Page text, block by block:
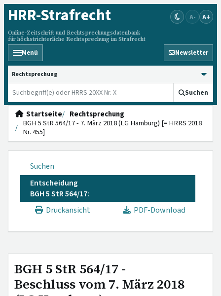
HRR-Strafrecht
Online-Zeitschrift und Rechtsprechungsdatenbank
für höchstrichterliche Rechtsprechung im Strafrecht
A- A+
Menü Newsletter
HRRS durchsuchen
Suchen
Startseite
Rechtsprechung
BGH 5 StR 564/17 - 7. März 2018 (LG Hamburg) [= HRRS 2018
Nr. 455]
Suchen
Entscheidung
BGH 5 StR 564/17:
Druckansicht
PDF-Download
BGH 5 StR 564/17 -
Beschluss vom 7. März 2018